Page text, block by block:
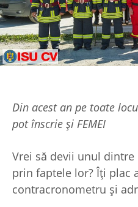
Din acest an pe toate
pot înscrie și FEMEI
Vrei să devii unul
prin faptele lor? Îți plac
contracronometru și